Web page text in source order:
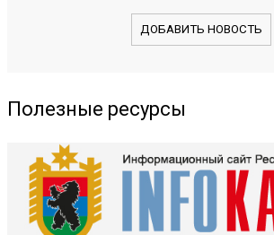
ДОБАВИТЬ НОВОСТЬ
Полезные ресурсы